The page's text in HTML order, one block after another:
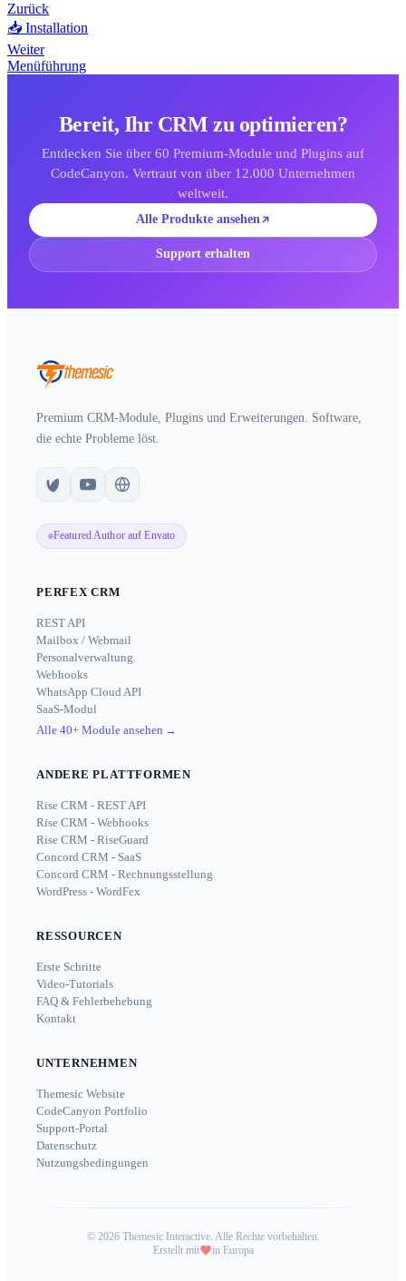
Zurück
📥 Installation
Weiter
Menüführung
Bereit, Ihr CRM zu optimieren?
Entdecken Sie über 60 Premium-Module und Plugins auf
CodeCanyon. Vertraut von über 12.000 Unternehmen
weltweit.
Alle Produkte ansehen
Support erhalten
Premium CRM-Module, Plugins und Erweiterungen. Software,
die echte Probleme löst.
Featured Author auf Envato
PERFEX CRM
REST API
Mailbox / Webmail
Personalverwaltung
Webhooks
WhatsApp Cloud API
SaaS-Modul
Alle 40+ Module ansehen →
ANDERE PLATTFORMEN
Rise CRM - REST API
Rise CRM - Webhooks
Rise CRM - RiseGuard
Concord CRM - SaaS
Concord CRM - Rechnungsstellung
WordPress - WordFex
RESSOURCEN
Erste Schritte
Video-Tutorials
FAQ & Fehlerbehebung
Kontakt
UNTERNEHMEN
Themesic Website
CodeCanyon Portfolio
Support-Portal
Datenschutz
Nutzungsbedingungen
© 2026 Themesic Interactive. Alle Rechte vorbehalten.
Erstellt mit
in Europa